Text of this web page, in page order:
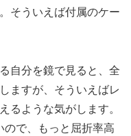
そういえば付属のケー
自分を鏡で見ると、全
ますが、そういえばレ
るような気がします。
ので、もっと屈折率高